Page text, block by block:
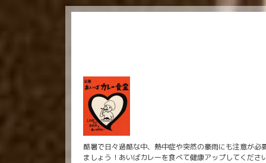
酷暑で日々過酷な中、熱中症や突然の豪雨にも注意が
ましょう！あいばカレーを食べて健康アップしてくださ